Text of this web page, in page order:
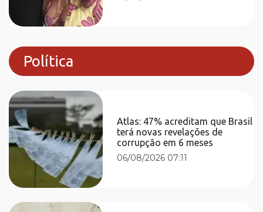
Política
Atlas: 47% acreditam que Brasil
terá novas revelações de
corrupção em 6 meses
06/08/2026 07:11